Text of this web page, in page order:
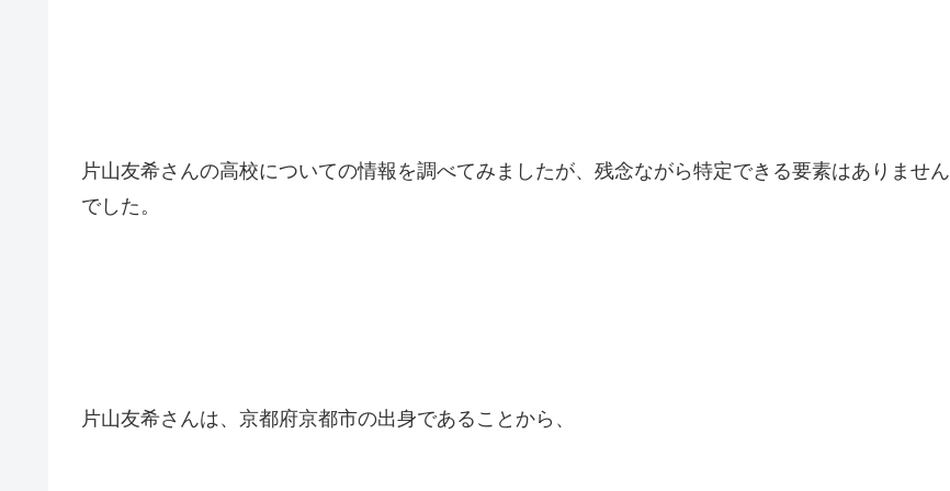
片山友希さんの高校についての情報を調べてみましたが、残念ながら特定できる要素はありません
でした。
片山友希さんは、京都府京都市の出身であることから、